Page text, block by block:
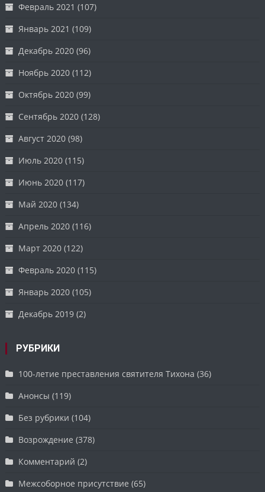
Февраль 2021 (107)
Январь 2021 (109)
Декабрь 2020 (96)
Ноябрь 2020 (112)
Октябрь 2020 (99)
Сентябрь 2020 (128)
Август 2020 (98)
Июль 2020 (115)
Июнь 2020 (117)
Май 2020 (134)
Апрель 2020 (116)
Март 2020 (122)
Февраль 2020 (115)
Январь 2020 (105)
Декабрь 2019 (2)
РУБРИКИ
100-летие преставления святителя Тихона (36)
Анонсы (119)
Без рубрики (104)
Возрождение (378)
Комментарий (2)
Межсоборное присутствие (65)